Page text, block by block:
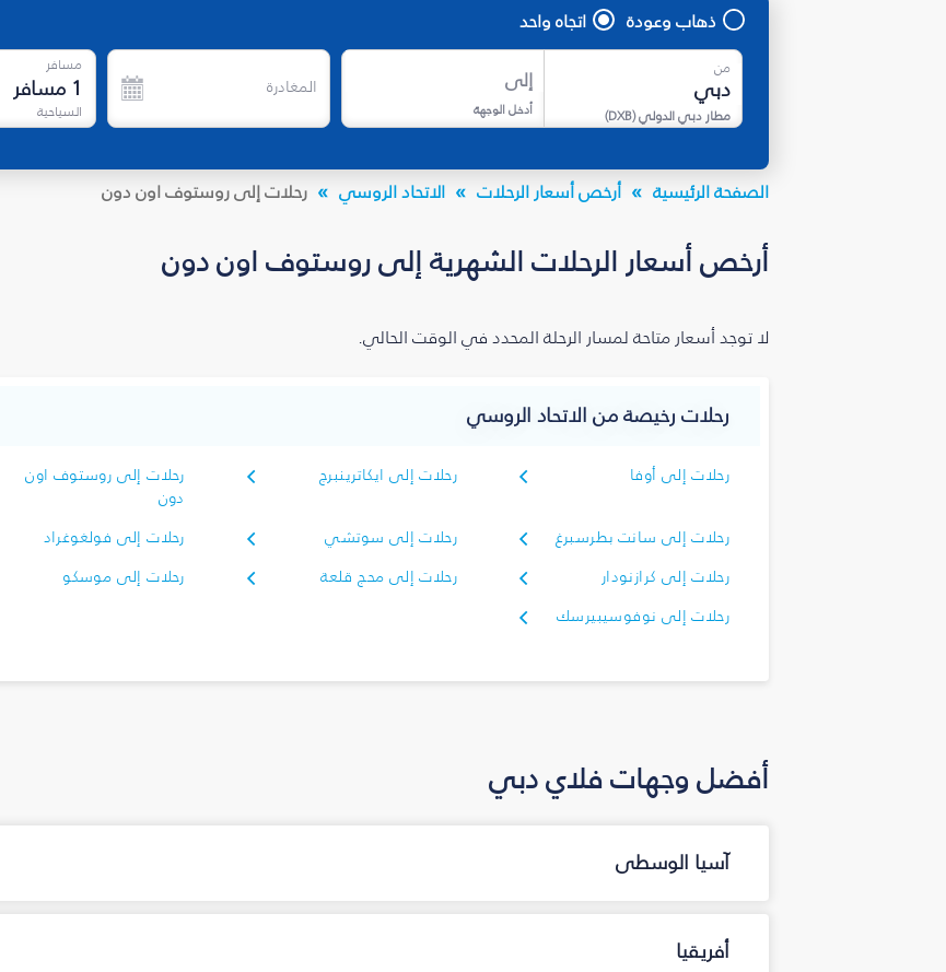
ذهاب وعودة اتجاه واحد
من
مطار دبي الدولي(
DXB
)
إلى
أدخل الوجهة
المغادرة
مسافر
1 مسافر
السياحية
الصفحة الرئيسية أرخص أسعار الرحلات الاتحاد الروسي رحلات إلى روستوف اون دون
أرخص أسعار الرحلات الشهرية إلى روستوف اون دون
لا توجد أسعار متاحة لمسار الرحلة المحدد في الوقت الحالي.
رحلات رخيصة من الاتحاد الروسي
رحلات إلى أوفا رحلات إلى ايكاترينبرج
رحلات إلى روستوف اون
دون
رحلات إلى سانت بطرسبرغ رحلات إلى سوتشي رحلات إلى فولغوغراد
رحلات إلى كرازنودار
رحلات إلى محج قلعة رحلات إلى موسكو
رحلات إلى نوفوسيبيرسك
أفضل وجهات فلاي دبي
آسيا الوسطى
أفريقيا